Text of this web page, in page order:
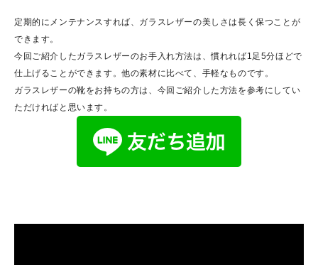
定期的にメンテナンスすれば、ガラスレザーの美しさは長く保つことが
できます。
今回ご紹介したガラスレザーのお手入れ方法は、慣れれば1足5分ほどで
仕上げることができます。他の素材に比べて、手軽なものです。
ガラスレザーの靴をお持ちの方は、今回ご紹介した方法を参考にしてい
ただければと思います。